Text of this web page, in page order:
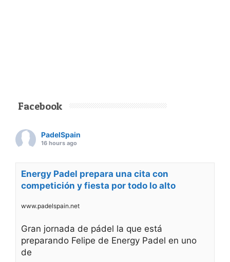
Facebook
PadelSpain
16 hours ago
Energy Padel prepara una cita con
competición y fiesta por todo lo alto
www.padelspain.net
Gran jornada de pádel la que está
preparando Felipe de Energy Padel en uno
de